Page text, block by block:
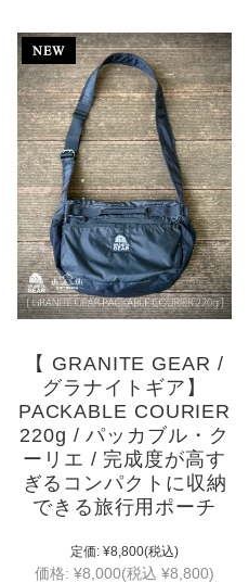
【 GRANITE GEAR /
グラナイトギア】
PACKABLE COURIER
220g / パッカブル・ク
ーリエ / 完成度が高す
ぎるコンパクトに収納
できる旅行用ポーチ
定価: ¥8,800(税込)
価格: ¥8,000(税込 ¥8,800)